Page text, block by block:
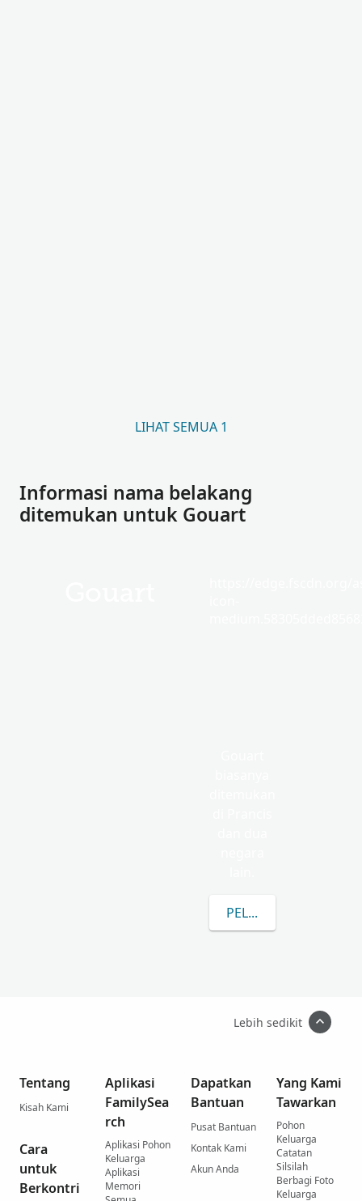
LIHAT SEMUA 1
Informasi nama belakang
ditemukan untuk Gouart
PELAJARI LEBIH
Lebih sedikit
Tentang
Kisah Kami
Cara
untuk
Berkontri
Aplikasi
FamilySea
rch
Aplikasi Pohon
Keluarga
Aplikasi
Memori
Dapatkan
Bantuan
Pusat Bantuan
Kontak Kami
Akun Anda
Yang Kami
Tawarkan
Pohon
Keluarga
Catatan
Silsilah
Berbagi Foto
Keluarga